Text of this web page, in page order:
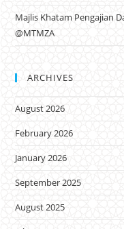
Majlis Khatam Pengajian
@MTMZA
ARCHIVES
August 2026
February 2026
January 2026
September 2025
August 2025